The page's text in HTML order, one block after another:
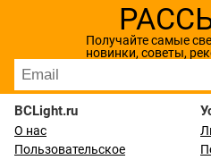
Получайте самые
новинки, советы,
BCLight.ru
О нас
Пользовательское